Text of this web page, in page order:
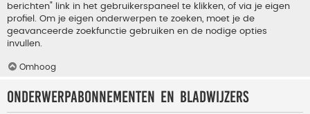
berichten" link in het gebruikerspaneel te klikken, of via je eigen
profiel. Om je eigen onderwerpen te zoeken, moet je de
geavanceerde zoekfunctie gebruiken en de nodige opties
invullen.
Omhoog
Onderwerpabonnementen en bladwijzers